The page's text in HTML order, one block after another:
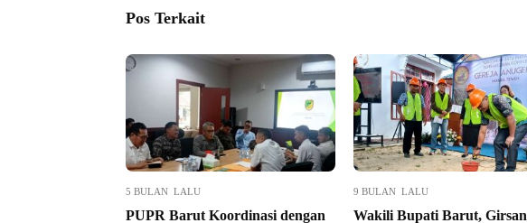
Pos Terkait
5 BULAN LALU
PUPR Barut Koordinasi dengan
9 BULAN LALU
Wakili Bupati Barut,